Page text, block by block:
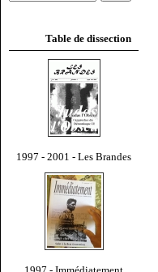
Table de dissection
1997 - 2001 - Les Brandes